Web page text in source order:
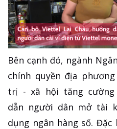
Bên cạnh đó, ngành
chính quyền địa
trị - xã hội tăng cường
dẫn người dân mở tài
dụng ngân hàng số.